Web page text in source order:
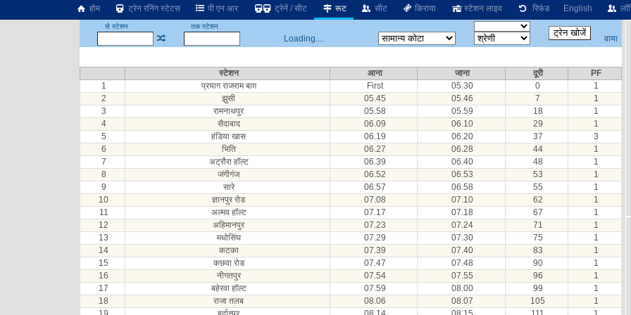
होम ट्रेन रनिंग स्टेटस पी एन आर ट्रेनें / सीट रूट सीट किराया स्टेशन लाइव रिफंड English
से स्टेशन तक स्टेशन
Loading.... वाया
स्टेशन आना जाना दूरी
PF
1
प्रयाग राजराम बाग़ First 05.30 0
1
2
झुसी 05.45 05.46 7
1
3
रामनाथपुर 05.58 05.59 18
1
4
सैदाबाद 06.09 06.10 29
1
5
हंडिया खास 06.19 06.20 37
3
6
भिति 06.27 06.28 44
1
7
अट्रौरा हॉल्ट 06.39 06.40 48
1
8
जंगीगंज 06.52 06.53 53
1
9
सारे 06.57 06.58 55
1
10
ज्ञानपुर रोड 07.08 07.10 62
1
11
अल्मव हॉल्ट 07.17 07.18 67
1
12
अहिमानपुर 07.23 07.24 71
1
13
मधोसिंघ 07.29 07.30 75
1
14
कटका 07.39 07.40 83
1
15
कछवा रोड 07.47 07.48 90
1
16
नीगतपुर 07.54 07.55 96
1
17
बहेरवा हॉल्ट 07.59 08.00 99
1
18
राजा तलब 08.06 08.07 105
1